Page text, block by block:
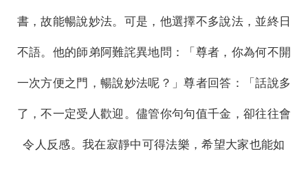
書，故能暢說妙法。可是，他選擇不多說法，並終日
不語。他的師弟阿難詫異地問：「尊者，你為何不開
一次方便之門，暢說妙法呢？」尊者回答：「話說多
了，不一定受人歡迎。儘管你句句值千金，卻往往會
令人反感。我在寂靜中可得法樂，希望大家也能如